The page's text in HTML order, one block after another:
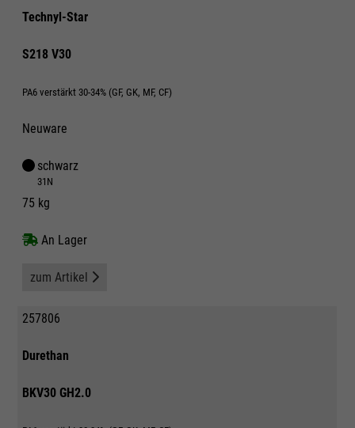
Technyl-Star
S218 V30
PA6 verstärkt 30-34% (GF, GK, MF, CF)
Neuware
schwarz
31N
75 kg
An Lager
zum Artikel
257806
Durethan
BKV30 GH2.0